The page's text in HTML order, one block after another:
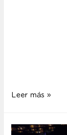
Leer más »